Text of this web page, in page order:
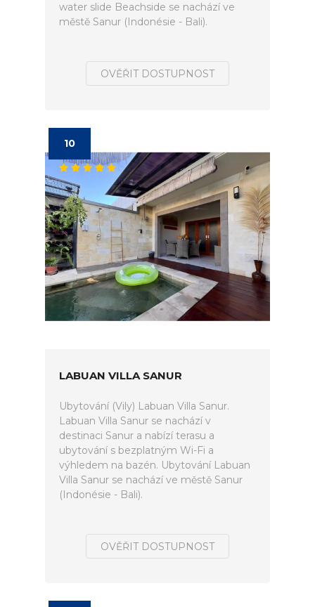
water slide Beachside se nachází ve
městě Sanur (Indonésie - Bali).
OVĚŘIT DOSTUPNOST
10
LABUAN VILLA SANUR
Ubytování (Vily) Labuan Villa Sanur.
Labuan Villa Sanur se nachází v
destinaci Sanur a nabízí terasu a
ubytování s bezplatným Wi-Fi a
výhledem na bazén. Ubytování Labuan
Villa Sanur se nachází ve městě Sanur
(Indonésie - Bali).
OVĚŘIT DOSTUPNOST